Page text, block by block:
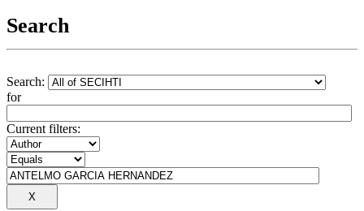
Search
Search:
for
Current filters: